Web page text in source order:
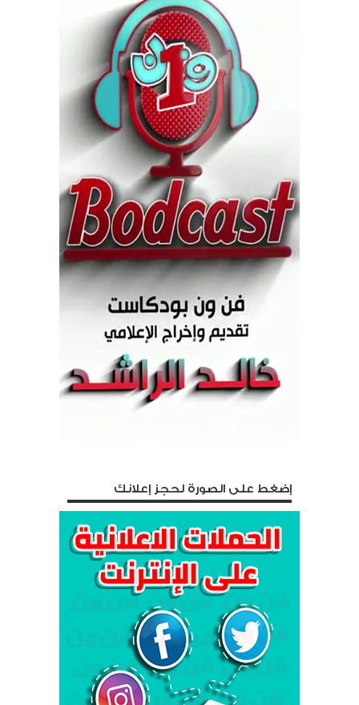
إضغط على الصورة لحجز إعلانك